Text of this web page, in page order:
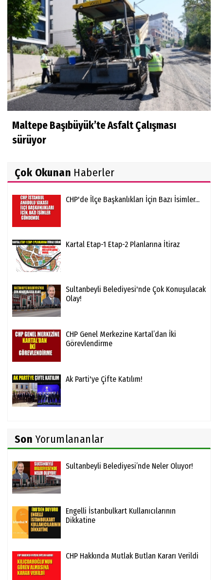
Maltepe Başıbüyük’te Asfalt Çalışması
sürüyor
Çok Okunan Haberler
CHP'de İlçe Başkanlıkları İçin Bazı İsimler...
Kartal Etap-1 Etap-2 Planlarına İtiraz
Sultanbeyli Belediyesi'nde Çok Konuşulacak
Olay!
CHP Genel Merkezine Kartal’dan İki
Görevlendirme
Ak Parti'ye Çifte Katılım!
Son Yorumlananlar
Sultanbeyli Belediyesi’nde Neler Oluyor!
Engelli İstanbulkart Kullanıcılarının
Dikkatine
CHP Hakkında Mutlak Butlan Kararı Verildi